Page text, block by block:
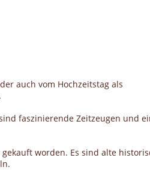
auch vom Hochzeitstag als
faszinierende Zeitzeugen und
worden. Es sind alte